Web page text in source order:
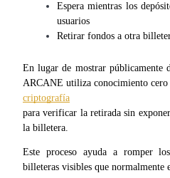
Guía
Guía de inicio de futuros
Espera mientras los
usuarios
Retirar fondos a otra
En lugar de mostrar públicamente
ARCANE utiliza conocimiento cero
para verificar la retirada sin
la billetera.
Este proceso ayuda a romper
billeteras visibles que normalmente